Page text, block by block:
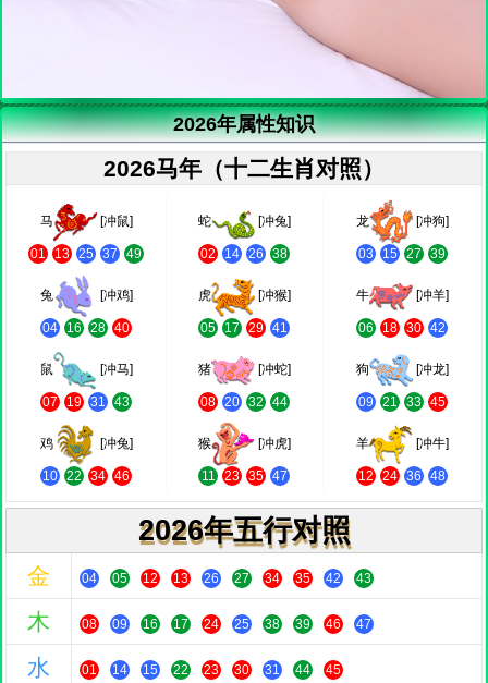
2026年属性知识
2026马年（十二生肖对照）
马 [冲鼠]
01 13 25 37 49
蛇 [冲兔]
02 14 26 38
龙 [冲狗]
03 15 27 39
兔 [冲鸡]
04 16 28 40
虎 [冲猴]
05 17 29 41
牛 [冲羊]
06 18 30 42
鼠 [冲马]
07 19 31 43
猪 [冲蛇]
08 20 32 44
狗 [冲龙]
09 21 33 45
鸡 [冲兔]
10 22 34 46
猴 [冲虎]
11 23 35 47
羊 [冲牛]
12 24 36 48
2026年五行对照
金 04 05 12 13 26 27 34 35 42 43
木 08 09 16 17 24 25 38 39 46 47
水 01 14 15 22 23 30 31 44 45